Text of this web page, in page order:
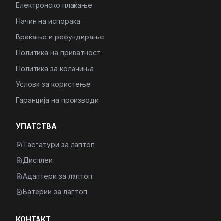
Електронско плаќање
Начин на испорака
Враќање и рефундирање
Политика на приватност
Политика за колачиња
Услови за користење
Гаранција на производи
УПАТСТВА
Тастатури за лаптоп
Дисплеи
Адаптери за лаптоп
Батерии за лаптоп
КОНТАКТ